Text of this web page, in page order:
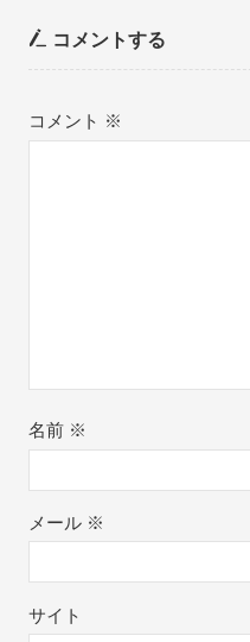
コメントする
コメント ※
名前 ※
メール ※
サイト